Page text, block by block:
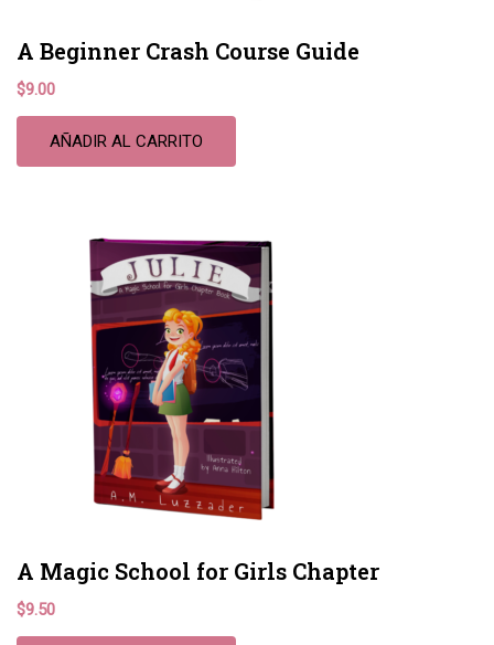
A Beginner Crash Course Guide
$9.00
AÑADIR AL CARRITO
A Magic School for Girls Chapter
$9.50